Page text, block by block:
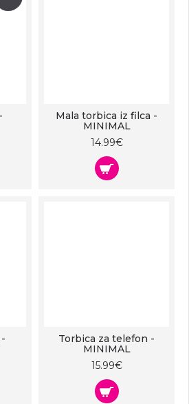
Mala torbica iz filca -
MINIMAL
14.99€
Torbica za telefon -
MINIMAL
15.99€